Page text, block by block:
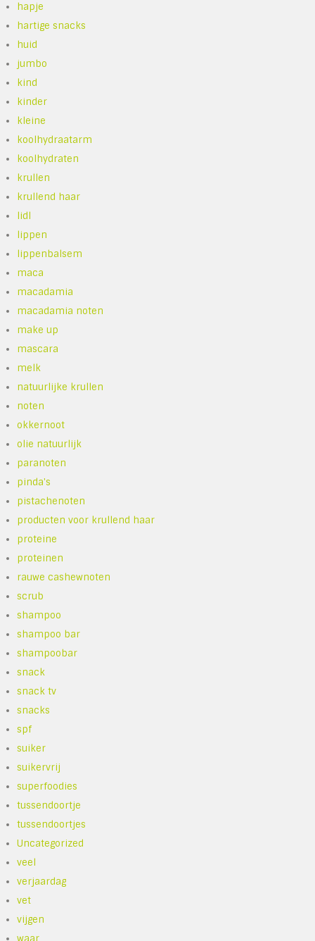
hapje
hartige snacks
huid
jumbo
kind
kinder
kleine
koolhydraatarm
koolhydraten
krullen
krullend haar
lidl
lippen
lippenbalsem
maca
macadamia
macadamia noten
make up
mascara
melk
natuurlijke krullen
noten
okkernoot
olie natuurlijk
paranoten
pinda's
pistachenoten
producten voor krullend haar
proteine
proteinen
rauwe cashewnoten
scrub
shampoo
shampoo bar
shampoobar
snack
snack tv
snacks
spf
suiker
suikervrij
superfoodies
tussendoortje
tussendoortjes
Uncategorized
veel
verjaardag
vet
vijgen
waar